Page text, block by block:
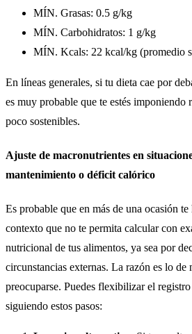
MÍN. Grasas: 0.5 g/kg
MÍN. Carbohidratos: 1 g/kg
MÍN. Kcals: 22 kcal/kg (promedio
En líneas generales, si tu dieta cae por
es muy probable que te estés imponiendo
poco sostenibles.
Ajuste de macronutrientes en
mantenimiento o déficit calórico
Es probable que en más de una ocasión
contexto que no te permita calcular con
nutricional de tus alimentos, ya sea por
circunstancias externas. La razón es lo de
preocuparse. Puedes flexibilizar el
siguiendo estos pasos: